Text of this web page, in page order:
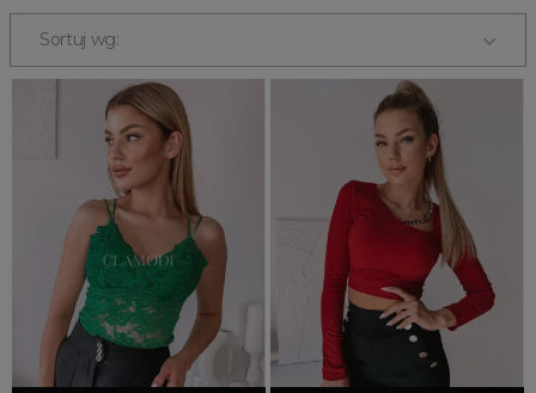
Bestsellery
Odzież damska
Buty damskie
Akcesoria
Strefa beauty
Promocja
Wyprzedaż
Summer sale
Bon podarunkowy
BACK TO SCHOOL
Sortuj wg: